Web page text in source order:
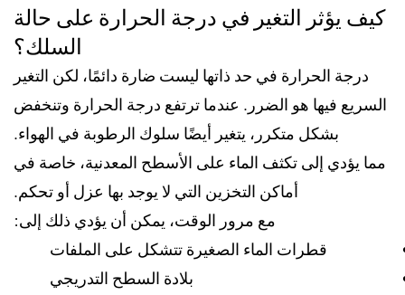
كيف يؤثر التغير في درجة الحرارة على حالة
السلك؟
درجة الحرارة في حد ذاتها ليست ضارة دائمًا، لكن التغير
السريع فيها هو الضرر. عندما ترتفع درجة الحرارة وتنخفض
بشكل متكرر، يتغير أيضًا سلوك الرطوبة في الهواء.
مما يؤدي إلى تكثف الماء على الأسطح المعدنية، خاصة في
أماكن التخزين التي لا يوجد بها عزل أو تحكم.
مع مرور الوقت، يمكن أن يؤدي ذلك إلى:
قطرات الماء الصغيرة تتشكل على الملفات
بلادة السطح التدريجي